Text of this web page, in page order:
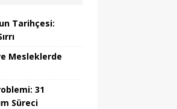
Tarihçesi:
Mesleklerde
31
Süreci